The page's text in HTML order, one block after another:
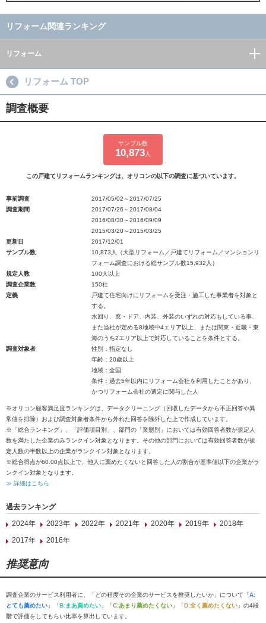
リフォーム関連ランキング
リフォーム
リフォーム TOP
調査概要
サンプル数
10,873 人
この戸建てリフォームランキングは、オリコンの以下の調査に基づいています。
事前調査
2017/05/02～2017/07/25
調査期間
2017/07/26～2017/08/04
2016/08/30～2016/09/09
2015/03/20～2015/03/25
更新日
2017/12/01
サンプル数
10,873人（大型リフォーム／戸建てリフォーム／マンションリ
フォーム調査における総サンプル数15,932人）
規定人数
100人以上
調査企業数
150社
定義
戸建て住宅向けにリフォームを受注・施工した事業者を対象と
する。
水回り、窓・ドア、内装、外装のいずれの対応もしている事、
また当社が定める8地域中4エリア以上、または関東・近畿・東
海のうち2エリア以上で対応していることを条件とする。
調査対象者
性別：指定なし
年齢：20歳以上
地域：全国
条件：過去5年以内にリフォーム会社を利用したことがあり、
かつリフォーム会社の選定に関与した人
※オリコン顧客満足度ランキングは、データクリーニング（回収したデータから不正回答や異
常値を排除）および調査対象者条件から外れた回答を除外した上で作成しています。
※「総合ランキング」、「評価項目別」、部門の「業態別」においては有効回答者数が規定人
数を満たした企業のみランクイン対象となります。その他の部門においては有効回答者数が規
定人数の半数以上の企業がランクイン対象となります。
※総合得点が60.00点以上で、他人に薦めたくないと回答した人の割合が基準値以下の企業がラ
ンクイン対象となります。
≫ 詳細はこちら
過去ランキング
2024年
2023年 2022年 2021年 2020年 2019年
2018年
2017年
2016年
推奨意向
調査企業のサービス利用者に、「どの程度その企業のサービスを推奨したいか」について「A:
とても薦めたい 」「B:まあ薦めたい 」「C:あまり薦めたくない 」「D:全く薦めたくない 」の4段
階で評価をしてもらい比率を算出しています。